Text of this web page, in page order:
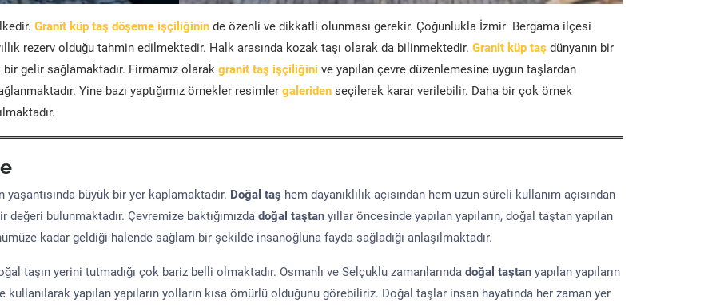
Granit küp taş döşeme işçiliğinin de özenli ve dikkatli olunması gerekir. Çoğunlukla İzmir Bergama ilçesi
rezerv olduğu tahmin edilmektedir. Halk arasında kozak taşı olarak da bilinmektedir. Granit küp taş dünyanın bir
gelir sağlamaktadır. Firmamız olarak granit taş işçiliğini ve yapılan çevre düzenlemesine uygun taşlardan
Yine bazı yaptığımız örnekler resimler galeriden seçilerek karar verilebilir. Daha bir çok örnek
büyük bir yer kaplamaktadır. Doğal taş hem dayanıklılık açısından hem uzun süreli kullanım açısından
değeri bulunmaktadır. Çevremize baktığımızda doğal taştan yıllar öncesinde yapılan yapıların, doğal taştan yapılan
kadar geldiği halende sağlam bir şekilde insanoğluna fayda sağladığı anlaşılmaktadır.
taşın yerini tutmadığı çok bariz belli olmaktadır. Osmanlı ve Selçuklu zamanlarında doğal taştan yapılan yapıların
yapılan yapıların yolların kısa ömürlü olduğunu görebiliriz. Doğal taşlar insan hayatında her zaman yer